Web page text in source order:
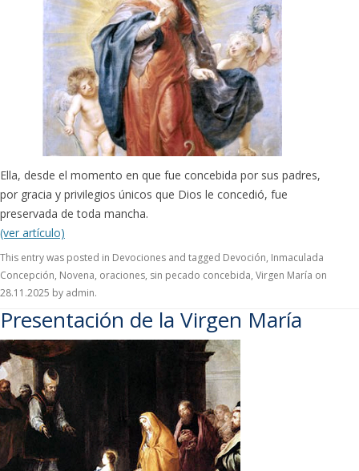
Ella, desde el momento en que fue concebida por sus padres,
por gracia y privilegios únicos que Dios le concedió, fue
preservada de toda mancha.
(ver artículo)
This entry was posted in Devociones and tagged Devoción, Inmaculada
Concepción, Novena, oraciones, sin pecado concebida, Virgen María on
28.11.2025 by admin.
Presentación de la Virgen María